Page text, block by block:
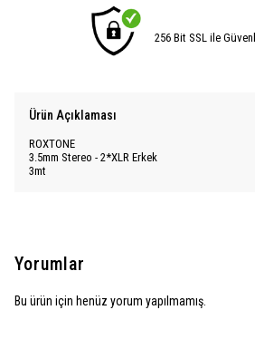
256 Bit SSL ile
Ürün Açıklaması
ROXTONE
3.5mm Stereo - 2*XLR Erkek
3mt
Yorumlar
Bu ürün için henüz yorum yapılmamış.